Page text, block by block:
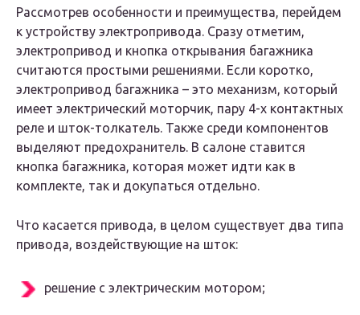
Рассмотрев особенности и преимущества, перейдем
к устройству электропривода. Сразу отметим,
электропривод и кнопка открывания багажника
считаются простыми решениями. Если коротко,
электропривод багажника – это механизм, который
имеет электрический моторчик, пару 4-х контактных
реле и шток-толкатель. Также среди компонентов
выделяют предохранитель. В салоне ставится
кнопка багажника, которая может идти как в
комплекте, так и докупаться отдельно.
Что касается привода, в целом существует два типа
привода, воздействующие на шток:
решение с электрическим мотором;